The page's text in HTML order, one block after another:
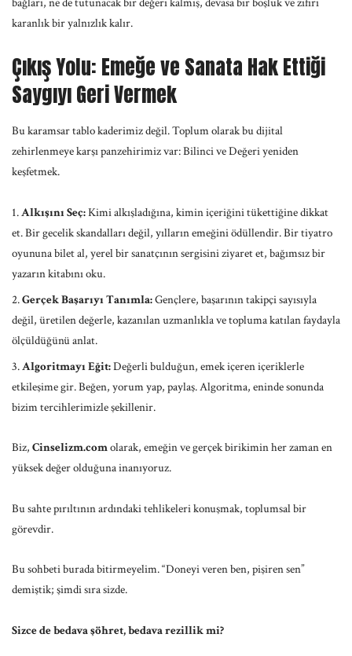
karanlık bir yalnızlık kalır.
Çıkış Yolu: Emeğe ve Sanata Hak Ettiği
Saygıyı Geri Vermek
Bu karamsar tablo kaderimiz değil. Toplum olarak bu dijital
zehirlenmeye karşı panzehirimiz var: Bilinci ve Değeri yeniden
keşfetmek.
Alkışını Seç:Kimi alkışladığına, kimin içeriğini tükettiğine dikkat
et. Bir gecelik skandalları değil, yılların emeğini ödüllendir. Bir tiyatro
oyununa bilet al, yerel bir sanatçının sergisini ziyaret et, bağımsız bir
yazarın kitabını oku.
Gerçek Başarıyı Tanımla:Gençlere, başarının takipçi sayısıyla
değil, üretilen değerle, kazanılan uzmanlıkla ve topluma katılan faydayla
ölçüldüğünü anlat.
Algoritmayı Eğit:Değerli bulduğun, emek içeren içeriklerle
etkileşime gir. Beğen, yorum yap, paylaş. Algoritma, eninde sonunda
bizim tercihlerimizle şekillenir.
Biz, Cinselizm.comolarak, emeğin ve gerçek birikimin her zaman en
yüksek değer olduğuna inanıyoruz.
Bu sahte pırıltının ardındaki tehlikeleri konuşmak, toplumsal bir
görevdir.
Bu sohbeti burada bitirmeyelim. “Doneyi veren ben, pişiren sen”
demiştik; şimdi sıra sizde.
Sizce de bedava şöhret, bedava rezillik mi?